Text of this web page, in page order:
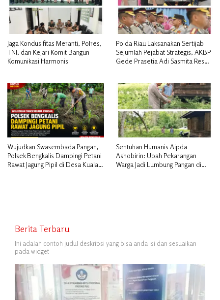
Jaga Kondusifitas Meranti, Polres,
TNI, dan Kejari Komit Bangun
Komunikasi Harmonis
Polda Riau Laksanakan Sertijab
Sejumlah Pejabat Strategis, AKBP
Gede Prasetia Adi Sasmita Resmi
Wujudkan Swasembada Pangan,
Polsek Bengkalis Dampingi Petani
Rawat Jagung Pipil di Desa Kuala
Sentuhan Humanis Aipda
Ashobirin: Ubah Pekarangan
Warga Jadi Lumbung Pangan di
Berita Terbaru
Ini adalah contoh judul deskripsi yang bisa anda isi dan sesuaikan
pada widget